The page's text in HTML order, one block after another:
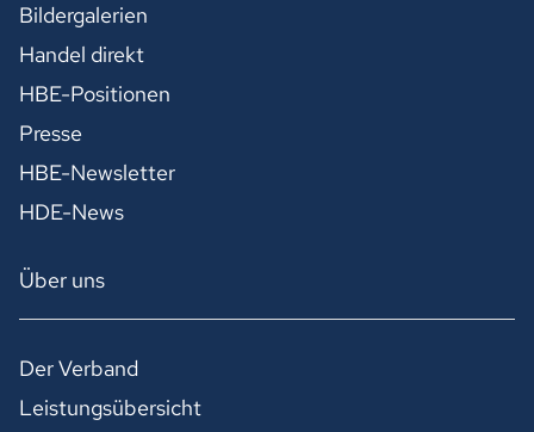
Bildergalerien
Handel direkt
HBE-Positionen
Presse
HBE-Newsletter
HDE-News
Über uns
Der Verband
Leistungsübersicht